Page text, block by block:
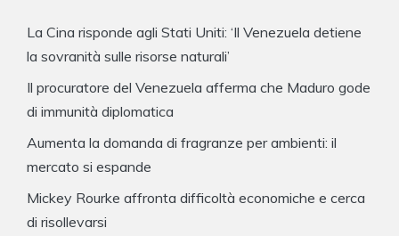
La Cina risponde agli Stati Uniti: ‘Il Venezuela detiene
la sovranità sulle risorse naturali’
Il procuratore del Venezuela afferma che Maduro gode
di immunità diplomatica
Aumenta la domanda di fragranze per ambienti: il
mercato si espande
Mickey Rourke affronta difficoltà economiche e cerca
di risollevarsi